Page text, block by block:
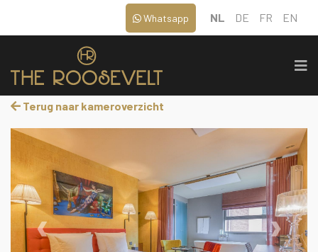
NL DE FR EN
Whatsapp
Terug naar kameroverzicht
‹ ›